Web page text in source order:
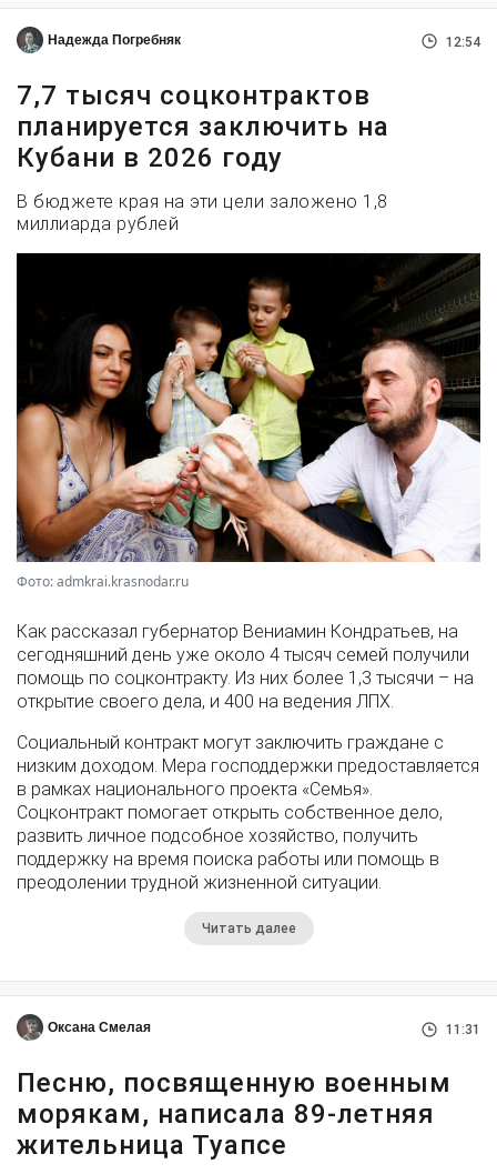
Надежда Погребняк 12:54
7,7 тысяч соцконтрактов
планируется заключить на
Кубани в 2026 году
В бюджете края на эти цели заложено 1,8
миллиарда рублей
Фото: admkrai.krasnodar.ru
Как рассказал губернатор Вениамин Кондратьев, на
сегодняшний день уже около 4 тысяч семей получили
помощь по соцконтракту. Из них более 1,3 тысячи – на
открытие своего дела, и 400 на ведения ЛПХ.
Социальный контракт могут заключить граждане с
низким доходом. Мера господдержки предоставляется
в рамках национального проекта «Семья».
Соцконтракт помогает открыть собственное дело,
развить личное подсобное хозяйство, получить
поддержку на время поиска работы или помощь в
преодолении трудной жизненной ситуации.
Читать далее
Оксана Смелая 11:31
Песню, посвященную военным
морякам, написала 89-летняя
жительница Туапсе